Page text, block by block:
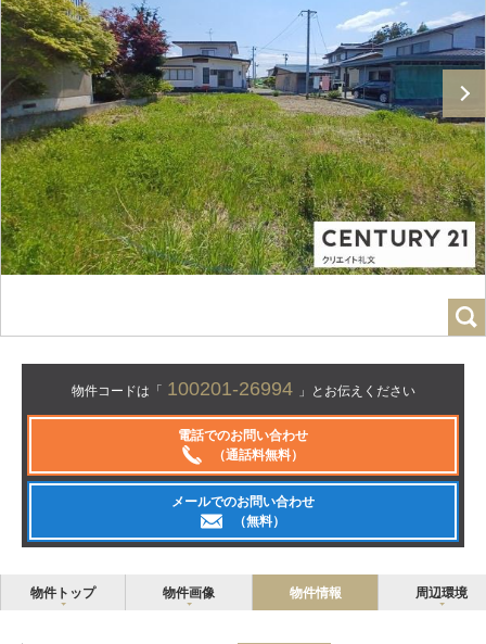
物件コードは「 100201-26994 」とお伝えください
電話でのお問い合わせ
（通話料無料）
メールでのお問い合わせ
（無料）
物件トップ 物件画像 物件情報 周辺環境